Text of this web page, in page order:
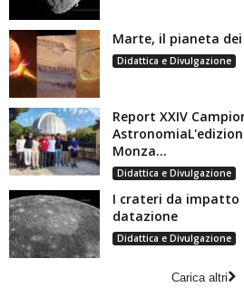
Marte, il pianeta
Didattica e Divulgazione
Report XXIV
Monza...
Didattica e Divulgazione
I crateri da impatto
datazione
Didattica e Divulgazione
Carica altri